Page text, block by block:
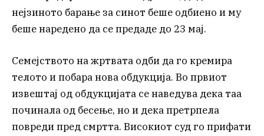
нејзиното барање за синот беше одбиено и му
беше наредено да се предаде до 23 мај.
Семејството на жртвата одби да го кремира
телото и побара нова обдукција. Во првиот
извештај од обдукцијата се наведува дека таа
починала од бесење, но и дека претрпела
повреди пред смртта. Високиот суд го прифати